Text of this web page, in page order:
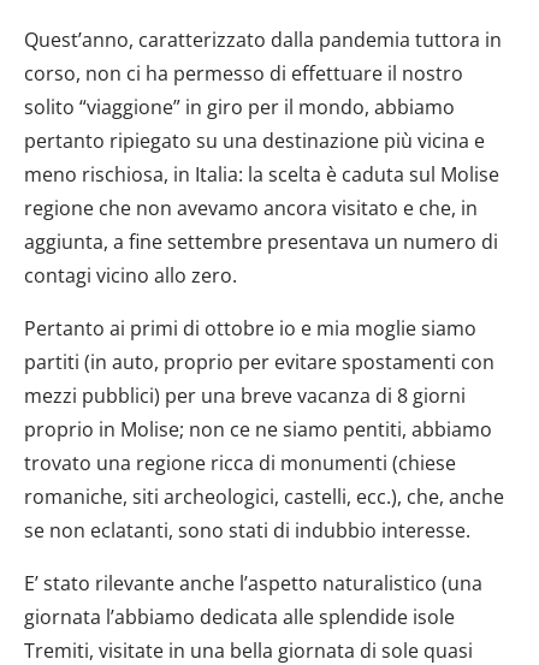
Quest’anno, caratterizzato dalla pandemia tuttora in
corso, non ci ha permesso di effettuare il nostro
solito “viaggione” in giro per il mondo, abbiamo
pertanto ripiegato su una destinazione più vicina e
meno rischiosa, in Italia: la scelta è caduta sul Molise
regione che non avevamo ancora visitato e che, in
aggiunta, a fine settembre presentava un numero di
contagi vicino allo zero.
Pertanto ai primi di ottobre io e mia moglie siamo
partiti (in auto, proprio per evitare spostamenti con
mezzi pubblici) per una breve vacanza di 8 giorni
proprio in Molise; non ce ne siamo pentiti, abbiamo
trovato una regione ricca di monumenti (chiese
romaniche, siti archeologici, castelli, ecc.), che, anche
se non eclatanti, sono stati di indubbio interesse.
E’ stato rilevante anche l’aspetto naturalistico (una
giornata l’abbiamo dedicata alle splendide isole
Tremiti, visitate in una bella giornata di sole quasi